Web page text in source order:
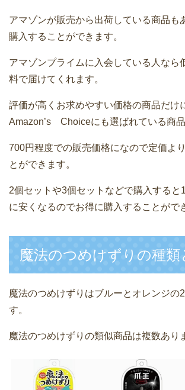
アマゾンが販売から出荷している商品も
購入することができます。
アマゾンプライムに入会している人なら
料で届けてくれます。
評価が高くお求めやすい価格の商品だけ
Amazon’s Choiceにも選ばれている商品
700円程度での販売価格になので定価よ
とができます。
2個セットや3個セットなどで購入すると
に安くなるのでお得に購入することがで
魔法のつめけずりの種類
魔法のつめけずりはブルーとオレンジの
す。
魔法のつめけずりの類似商品は複数あり